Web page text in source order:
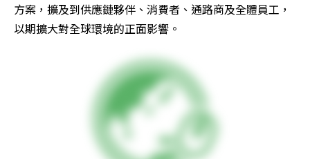
方案，擴及到供應鏈夥伴、消費者、通路商及全體員工，
以期擴大對全球環境的正面影響。